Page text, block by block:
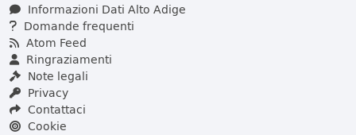
Informazioni Dati Alto Adige
Domande frequenti
Atom Feed
Ringraziamenti
Note legali
Privacy
Contattaci
Cookie